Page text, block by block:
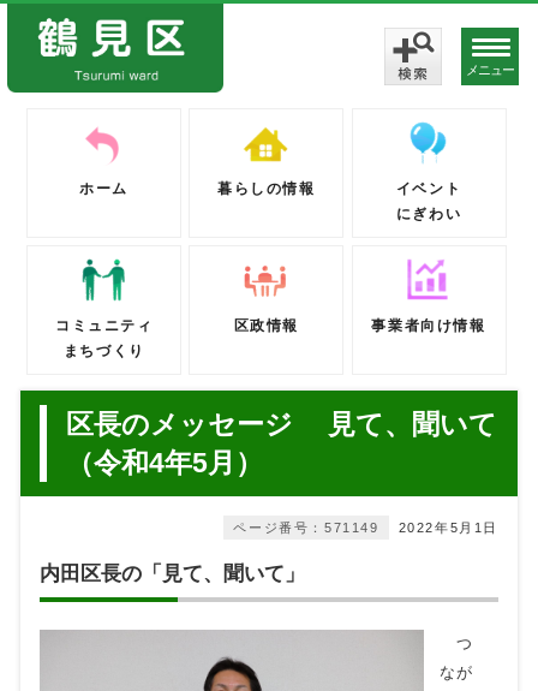
メニュー
ホーム 暮らしの情報
イベント
にぎわい
コミュニティ
まちづくり
区政情報 事業者向け情報
区長のメッセージ 見て、聞いて
（令和4年5月）
2022年5月1日
ページ番号：571149
内田区長の「見て、聞いて」
つ
なが